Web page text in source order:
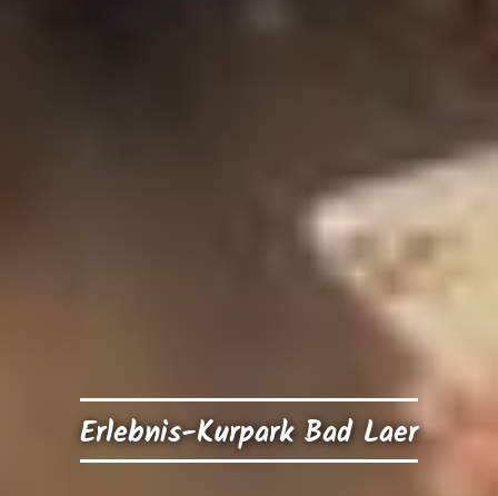
Erlebnis-Kurpark Bad Laer